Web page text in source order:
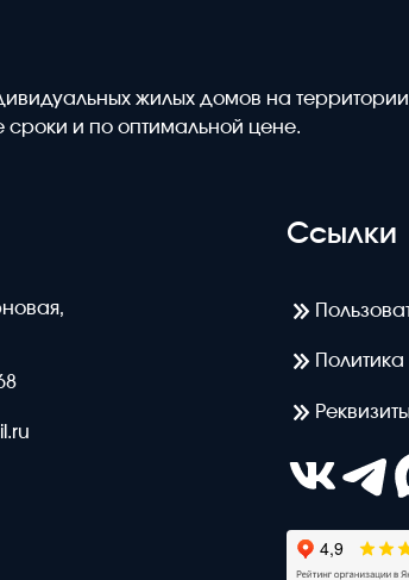
жилых домов на
сроки и по оптимальной цене.
Ссылки